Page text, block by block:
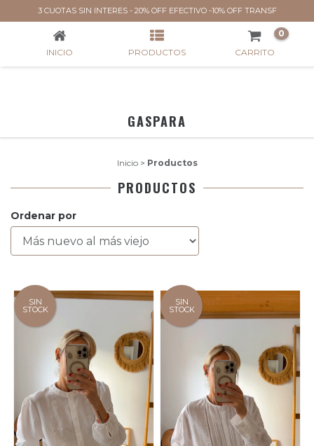
3 CUOTAS SIN INTERES - 20% OFF EFECTIVO -10% OFF TRANSF
PRODUCTOS
INICIO PRODUCTOS CARRITO
0
GASPARA
Inicio > Productos
PRODUCTOS
Ordenar por
SIN
STOCK
SIN
STOCK